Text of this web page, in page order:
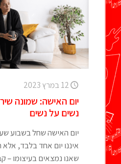
12 במרץ 2023
יום האישה: שמונה
נשים על נשים
יום האישה שחל בשבוע
איננו יום אחד בלבד,
שאנו נמצאים בעיצומו –